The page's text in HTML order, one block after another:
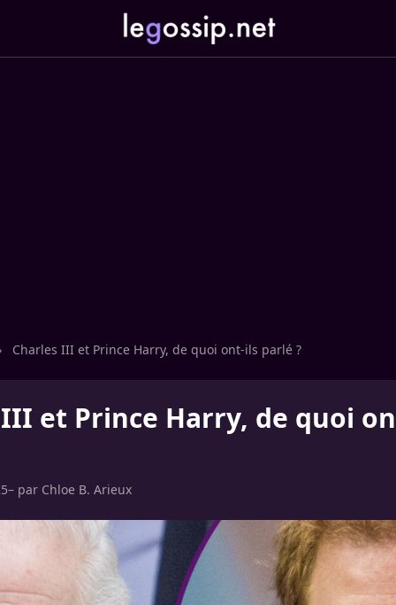
Charles III et Prince Harry, de quoi ont-ils parlé ?
et Prince Harry, de quoi
– par Chloe B. Arieux